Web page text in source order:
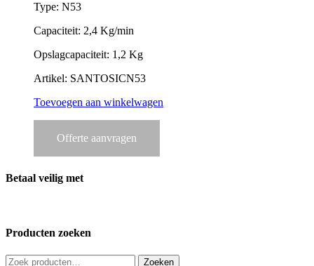
Type: N53
Capaciteit: 2,4 Kg/min
Opslagcapaciteit: 1,2 Kg
Artikel: SANTOSICN53
Toevoegen aan winkelwagen
Offerte aanvragen
Betaal veilig met
Producten zoeken
Zoeken
Zoeken